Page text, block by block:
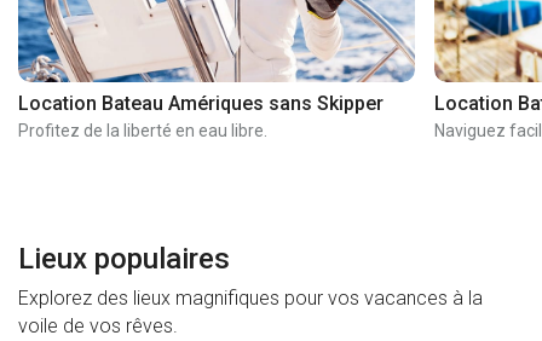
Location Bateau Amériques sans Skipper
Profitez de la liberté en eau libre.
Location
Naviguez
Lieux populaires
Explorez des lieux magnifiques pour vos vacances à la
voile de vos rêves.